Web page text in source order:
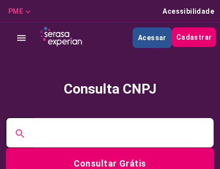
PME Acessibilidade
Acessar Cadastrar
Consulta CNPJ
Consultar Grátis